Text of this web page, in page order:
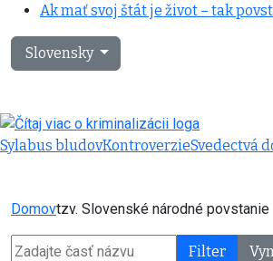
Ak mať svoj štát je život – tak
Vyberte váš jazyk
Slovensky
Sylabus bludovKontroverzieSvedectvá
Domovtzv. Slovenské národné povstanie
Zadajte časť názvu Filter